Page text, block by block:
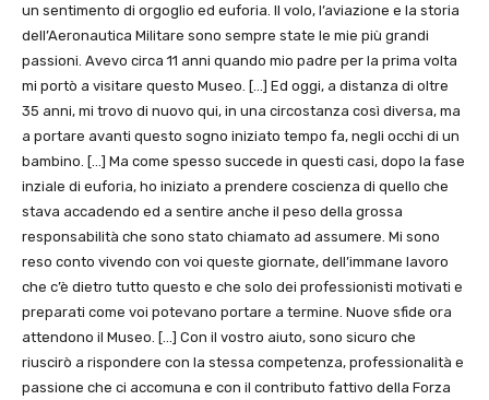
un sentimento di orgoglio ed euforia. Il volo, l’aviazione e la storia
dell’Aeronautica Militare sono sempre state le mie più grandi
passioni. Avevo circa 11 anni quando mio padre per la prima volta
mi portò a visitare questo Museo. […] Ed oggi, a distanza di oltre
35 anni, mi trovo di nuovo qui, in una circostanza così diversa, ma
a portare avanti questo sogno iniziato tempo fa, negli occhi di un
bambino. […] Ma come spesso succede in questi casi, dopo la fase
inziale di euforia, ho iniziato a prendere coscienza di quello che
stava accadendo ed a sentire anche il peso della grossa
responsabilità che sono stato chiamato ad assumere. Mi sono
reso conto vivendo con voi queste giornate, dell’immane lavoro
che c’è dietro tutto questo e che solo dei professionisti motivati e
preparati come voi potevano portare a termine. Nuove sfide ora
attendono il Museo. […] Con il vostro aiuto, sono sicuro che
riuscirò a rispondere con la stessa competenza, professionalità e
passione che ci accomuna e con il contributo fattivo della Forza